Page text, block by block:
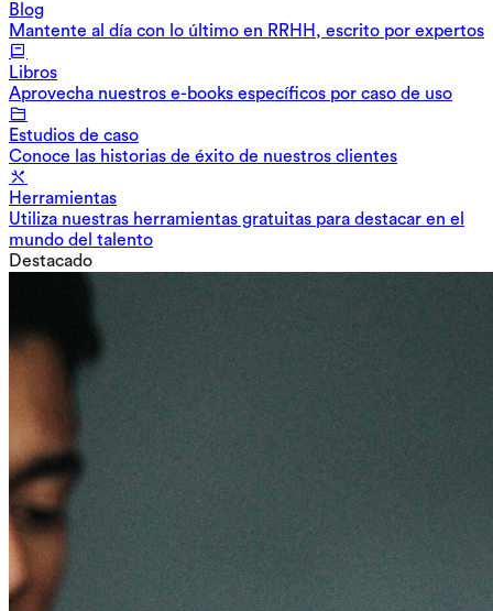
Blog
Mantente al día con lo último en RRHH, escrito por expertos
Libros
Aprovecha nuestros e-books específicos por caso de uso
Estudios de caso
Conoce las historias de éxito de nuestros clientes
Herramientas
Utiliza nuestras herramientas gratuitas para destacar en el
mundo del talento
Destacado